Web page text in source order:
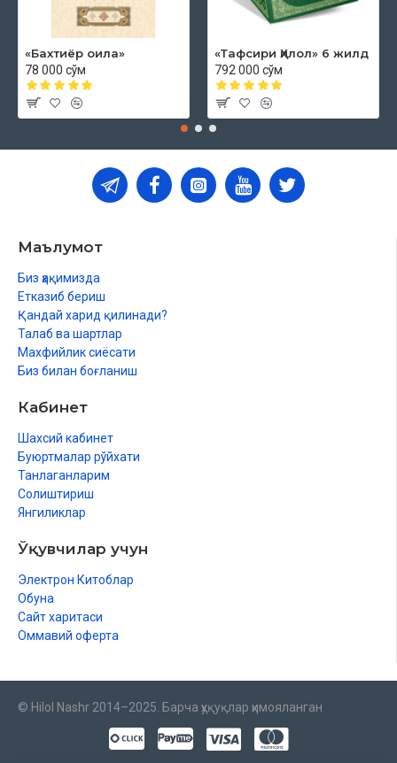
«Бахтиёр оила»
78 000 сўм
«Тафсири Ҳилол» 6 жилд
792 000 сўм
Маълумот
Биз ҳақимизда
Етказиб бериш
Қандай харид қилинади?
Талаб ва шартлар
Махфийлик сиёсати
Биз билан боғланиш
Кабинет
Шахсий кабинет
Буюртмалар рўйхати
Танлаганларим
Солиштириш
Янгиликлар
Ўқувчилар учун
Электрон Китоблар
Обуна
Сайт харитаси
Оммавий оферта
© Hilol Nashr 2014–2025. Барча ҳуқуқлар ҳимояланган